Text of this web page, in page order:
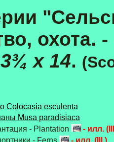
охота.
x 14.
Colocasia esculenta
Musa paradisiaca
- Plantation
- илл.